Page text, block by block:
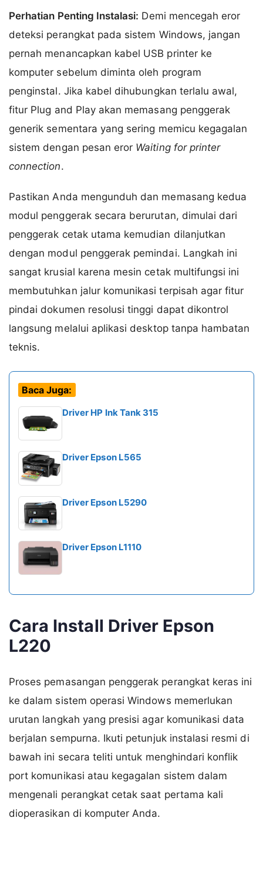
Perhatian Penting Instalasi: Demi mencegah eror
deteksi perangkat pada sistem Windows, jangan
pernah menancapkan kabel USB printer ke
komputer sebelum diminta oleh program
penginstal. Jika kabel dihubungkan terlalu awal,
fitur Plug and Play akan memasang penggerak
generik sementara yang sering memicu kegagalan
sistem dengan pesan eror Waiting for printer
connection.
Pastikan Anda mengunduh dan memasang kedua
modul penggerak secara berurutan, dimulai dari
penggerak cetak utama kemudian dilanjutkan
dengan modul penggerak pemindai. Langkah ini
sangat krusial karena mesin cetak multifungsi ini
membutuhkan jalur komunikasi terpisah agar fitur
pindai dokumen resolusi tinggi dapat dikontrol
langsung melalui aplikasi desktop tanpa hambatan
teknis.
Baca Juga:
Driver HP Ink Tank 315
Driver Epson L565
Driver Epson L5290
Driver Epson L1110
Cara Install Driver Epson
L220
Proses pemasangan penggerak perangkat keras ini
ke dalam sistem operasi Windows memerlukan
urutan langkah yang presisi agar komunikasi data
berjalan sempurna. Ikuti petunjuk instalasi resmi di
bawah ini secara teliti untuk menghindari konflik
port komunikasi atau kegagalan sistem dalam
mengenali perangkat cetak saat pertama kali
dioperasikan di komputer Anda.